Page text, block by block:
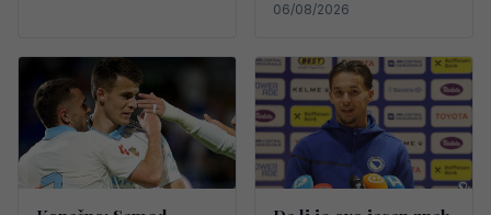
06/08/2026